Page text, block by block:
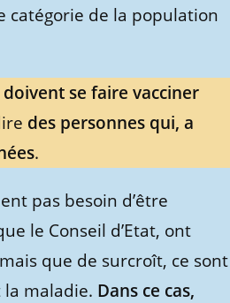
catégorie de la population
doivent se faire vacciner
des personnes qui, a
.
pas besoin d’être
le Conseil d’Etat, ont
que de surcroît, ce sont
maladie. Dans ce cas,